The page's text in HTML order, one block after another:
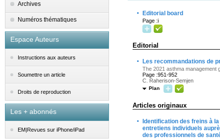
Archives
Numéros thématiques
Espace Auteurs
Instructions aux auteurs
Soumettre un article
Droits de reproduction
Les + abonnés
EM|Revues sur iPhone/iPad
· Editorial board
Page :i
Editorial
· Les recommandations de
The 2021 asthma management
Page :951-952
C. Raherison-Semjen
Plan
Articles originaux
·
Identification des freins à
entretiens individuels
des professionnels de